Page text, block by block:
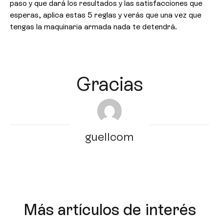
paso y que dará los resultados y las satisfacciones que
esperas, aplica estas 5 reglas y verás que una vez que
tengas la maquinaria armada nada te detendrá.
Gracias
guellcom
Más artículos de interés